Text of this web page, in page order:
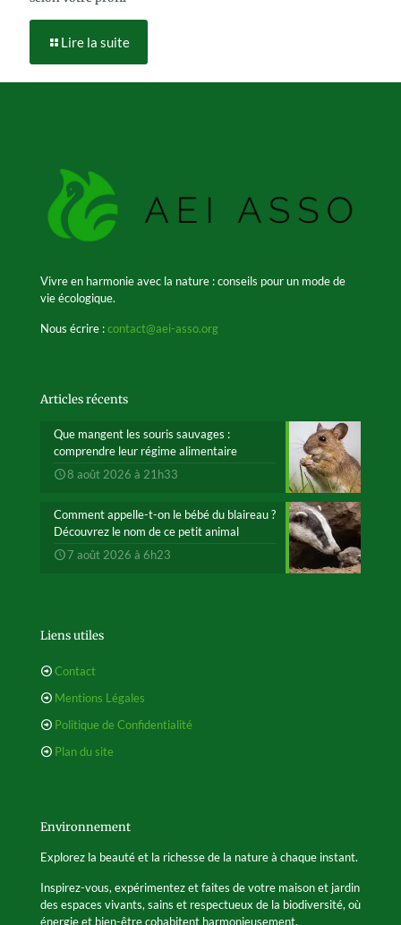
Lire la suite
Vivre en harmonie avec la nature : conseils pour un mode de
vie écologique.
Nous écrire :contact@aei-asso.org
Articles récents
Que mangent les souris sauvages :
comprendre leur régime alimentaire
8 août 2026 à 21h33
Comment appelle-t-on le bébé du blaireau ?
Découvrez le nom de ce petit animal
7 août 2026 à 6h23
Liens utiles
Contact
Mentions Légales
Politique de Confidentialité
Plan du site
Environnement
Explorez la beauté et la richesse de la nature à chaque instant.
Inspirez-vous, expérimentez et faites de votre maison et jardin
des espaces vivants, sains et respectueux de la biodiversité, où
énergie et bien-être cohabitent harmonieusement.